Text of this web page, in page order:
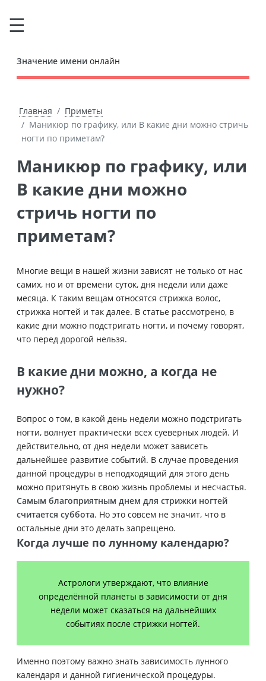
Значение имени онлайн
Главная
Приметы
Маникюр по графику, или В какие дни можно стричь
ногти по приметам?
Маникюр по графику, или
В какие дни можно
стричь ногти по
приметам?
Многие вещи в нашей жизни зависят не только от нас
самих, но и от времени суток, дня недели или даже
месяца. К таким вещам относятся стрижка волос,
стрижка ногтей и так далее. В статье рассмотрено, в
какие дни можно подстригать ногти, и почему говорят,
что перед дорогой нельзя.
В какие дни можно, а когда не
нужно?
Вопрос о том, в какой день недели можно подстригать
ногти, волнует практически всех суеверных людей. И
действительно, от дня недели может зависеть
дальнейшее развитие событий. В случае проведения
данной процедуры в неподходящий для этого день
можно притянуть в свою жизнь проблемы и несчастья.
Самым благоприятным днем для стрижки ногтей
считается суббота. Но это совсем не значит, что в
остальные дни это делать запрещено.
Когда лучше по лунному календарю?
Астрологи утверждают, что влияние
определённой планеты в зависимости от дня
недели может сказаться на дальнейших
событиях после стрижки ногтей.
Именно поэтому важно знать зависимость лунного
календаря и данной гигиенической процедуры.